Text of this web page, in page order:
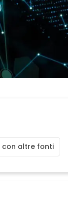
altre fonti